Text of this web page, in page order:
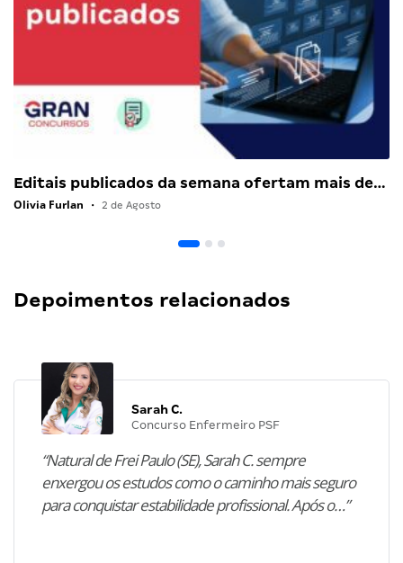
Editais publicados da semana ofertam mais de…
Olivia Furlan • 2 de Agosto
Depoimentos relacionados
Sarah C.
Concurso Enfermeiro PSF
“Natural de Frei Paulo (SE), Sarah C. sempre
enxergou os estudos como o caminho mais seguro
para conquistar estabilidade profissional. Após o…”